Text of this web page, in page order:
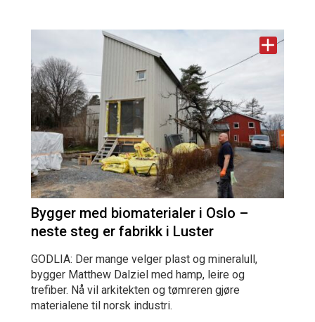
Bygger med biomaterialer i Oslo –
neste steg er fabrikk i Luster
GODLIA: Der mange velger plast og mineralull,
bygger Matthew Dalziel med hamp, leire og
trefiber. Nå vil arkitekten og tømreren gjøre
materialene til norsk industri.